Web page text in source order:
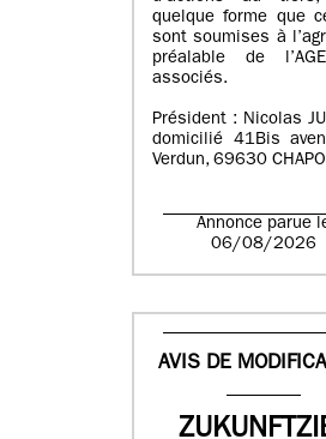
quelque forme que
sont soumises à
préalable de
associés.
Président : Nicolas
domicilié 41Bis
Verdun, 69630
Annonce parue
06/08/2026
AVIS DE